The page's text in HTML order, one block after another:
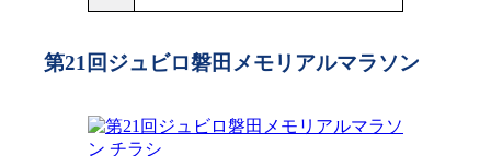
第21回ジュビロ磐田メモリアルマラソン